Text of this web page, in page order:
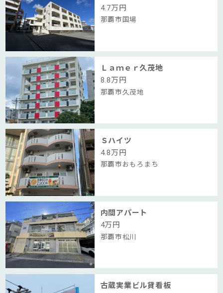
4.7万円
那覇市国場
Ｌａｍｅｒ久茂地
8.8万円
那覇市久茂地
Ｓハイツ
4.8万円
那覇市おもろまち
内間アパート
4万円
那覇市松川
古蔵実業ビル貸看板